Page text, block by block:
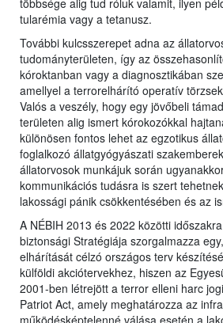
többsége alig tud róluk valamit, ilyen
tularémia vagy a tetanusz.
További kulcsszerepet adna az
tudományterületen, így az
kóroktanban vagy a diagnosztikában
amellyel a terrorelhárító operatív
Valós a veszély, hogy egy jövőbeli
területen alig ismert kórokozókkal
különösen fontos lehet az egzotikus
foglalkozó állatgyógyászati
állatorvosok munkájuk során
kommunikációs tudásra is szert
lakossági pánik csökkentésében és az
A NÉBIH 2013 és 2022 közötti
biztonsági Stratégiája szorgalmazza
elhárítását célzó országos terv
külföldi akciótervekhez, hiszen az
2001-ben létrejött a terror elleni harc
Patriot Act, amely meghatározza az